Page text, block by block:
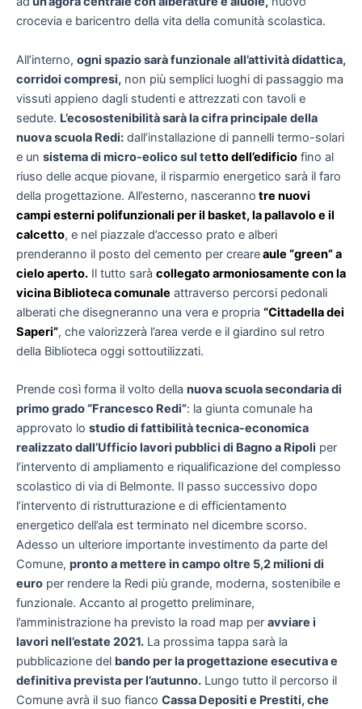
crocevia e baricentro della vita della comunità scolastica.
All’interno, ogni spazio sarà funzionale all’attività didattica,
corridoi compresi, non più semplici luoghi di passaggio ma
vissuti appieno dagli studenti e attrezzati con tavoli e
sedute. L’ecosostenibilità sarà la cifra principale della
nuova scuola Redi: dall’installazione di pannelli termo-solari
e un sistema di micro-eolico sul tetto dell’edificio fino al
riuso delle acque piovane, il risparmio energetico sarà il faro
della progettazione. All’esterno, nasceranno tre nuovi
campi esterni polifunzionali per il basket, la pallavolo e il
calcetto, e nel piazzale d’accesso prato e alberi
prenderanno il posto del cemento per creareaule “green” a
cielo aperto. Il tutto sarà collegato armoniosamente con la
vicina Biblioteca comunale attraverso percorsi pedonali
alberati che disegneranno una vera e propria “Cittadella dei
Saperi”, che valorizzerà l’area verde e il giardino sul retro
della Biblioteca oggi sottoutilizzati.
Prende così forma il volto della nuova scuola secondaria di
primo grado “Francesco Redi”: la giunta comunale ha
approvato lo studio di fattibilità tecnica-economica
realizzato dall’Ufficio lavori pubblici di Bagno a Ripoli per
l’intervento di ampliamento e riqualificazione del complesso
scolastico di via di Belmonte. Il passo successivo dopo
l’intervento di ristrutturazione e di efficientamento
energetico dell’ala est terminato nel dicembre scorso.
Adesso un ulteriore importante investimento da parte del
Comune, pronto a mettere in campo oltre 5,2 milioni di
euro per rendere la Redi più grande, moderna, sostenibile e
funzionale. Accanto al progetto preliminare,
l’amministrazione ha previsto la road map per avviare i
lavori nell’estate 2021. La prossima tappa sarà la
pubblicazione del bando per la progettazione esecutiva e
definitiva prevista per l’autunno. Lungo tutto il percorso il
Comune avrà il suo fianco Cassa Depositi e Prestiti, che